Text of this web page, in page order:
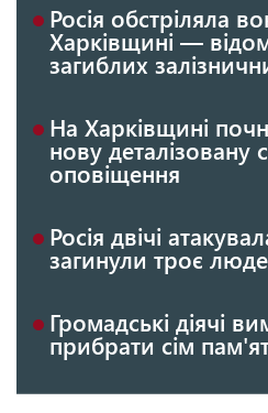
Росія обстріляла
Харківщині —
загиблих
На Харківщині
нову деталізовану
оповіщення
Росія двічі
загинули троє
Громадські діячі
прибрати сім